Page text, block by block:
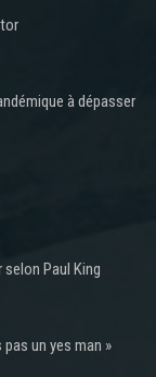
à dépasser
Paul King
un yes man »